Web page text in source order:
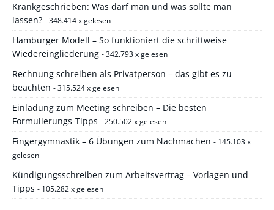
Krankgeschrieben: Was darf man und was sollte man
lassen? - 348.414 x gelesen
Hamburger Modell – So funktioniert die schrittweise
Wiedereingliederung - 342.793 x gelesen
Rechnung schreiben als Privatperson – das gibt es zu
beachten - 315.524 x gelesen
Einladung zum Meeting schreiben – Die besten
Formulierungs-Tipps - 250.502 x gelesen
Fingergymnastik – 6 Übungen zum Nachmachen - 145.103 x
gelesen
Kündigungsschreiben zum Arbeitsvertrag – Vorlagen und
Tipps - 105.282 x gelesen